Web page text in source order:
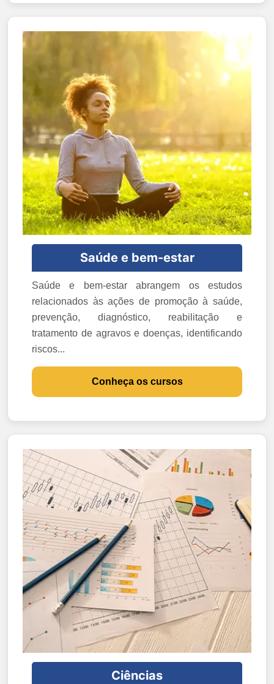
Saúde e bem-estar
Saúde e bem-estar abrangem os estudos
relacionados às ações de promoção à saúde,
prevenção, diagnóstico, reabilitação e
tratamento de agravos e doenças, identificando
riscos...
Conheça os cursos
Ciências